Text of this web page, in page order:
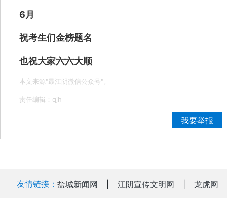
6月
祝考生们金榜题名
也祝大家六六大顺
本文来源"最江阴微信公众号"。
责任编辑：qjh
我要举报
友情链接： 盐城新闻网 江阴宣传文明网 龙虎网